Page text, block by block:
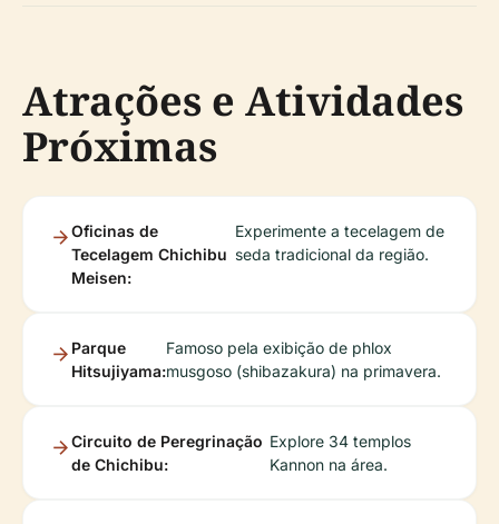
Atrações e Atividades
Próximas
Oficinas de
Tecelagem Chichibu
Meisen:
Experimente a tecelagem de
seda tradicional da região.
Parque
Hitsujiyama:
Famoso pela exibição de phlox
musgoso (shibazakura) na primavera.
Circuito de Peregrinação
de Chichibu:
Explore 34 templos
Kannon na área.